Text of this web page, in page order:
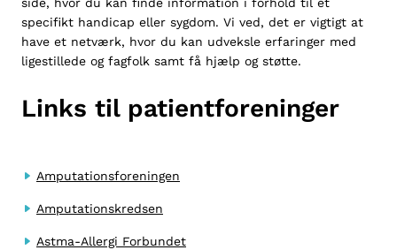
specifikt handicap eller sygdom. Vi ved, det er vigtigt at
have et netværk, hvor du kan udveksle erfaringer med
ligestillede og fagfolk samt få hjælp og støtte.
Links til patientforeninger
Amputationsforeningen
Amputationskredsen
Astma-Allergi Forbundet